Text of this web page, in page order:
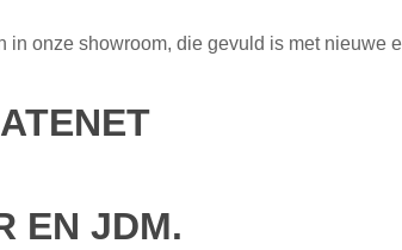
onze showroom, die gevuld is met nieuwe
EN JDM.